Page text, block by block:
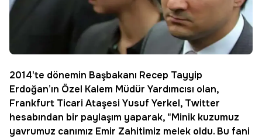
2014'te dönemin Başbakanı Recep Tayyip
Erdoğan’ın Özel Kalem Müdür Yardımcısı olan,
Frankfurt Ticari Ataşesi Yusuf Yerkel, Twitter
hesabından bir paylaşım yaparak, "Minik kuzumuz
yavrumuz canımız Emir Zahitimiz melek oldu. Bu fani